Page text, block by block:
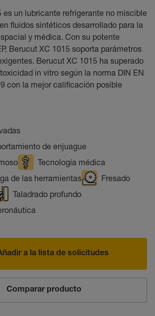
es un lubricante refrigerante no miscible
fluidos sintéticos desarrollado para la
y médica. Con su potente
Berucut XC 1015 soporta parámetros
Berucut XC 1015 ha superado
in vitro según la norma DIN EN
con la mejor calificación posible
de enjuague
Tecnología médica
de las herramientas
Fresado
Taladrado profundo
a la lista de solicitudes
Comparar producto